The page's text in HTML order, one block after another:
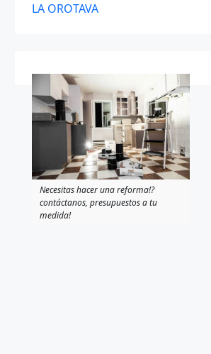
LA OROTAVA
Necesitas hacer una reforma!?
contáctanos, presupuestos a tu
medida!